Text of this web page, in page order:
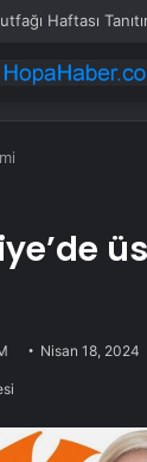
Haftası
Nisan 18, 2024